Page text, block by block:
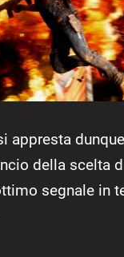
appresta
della scelta
segnale in